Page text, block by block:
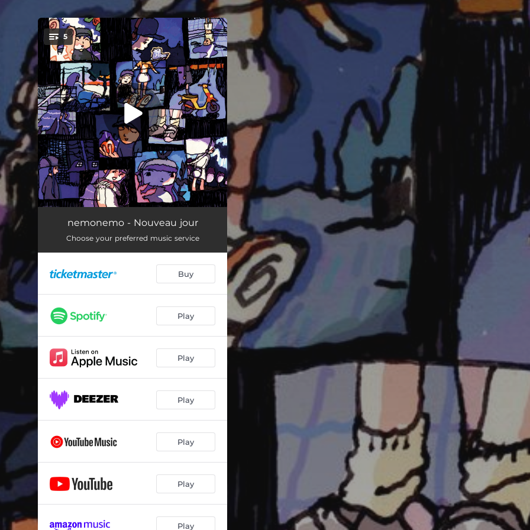
You're all set!
5
jeneregardequeleciel 03:10
Ce que j'y laisse 03:31
04:00
Nouveau jour 03:24
nemonemo - Nouveau jour
Choose your preferred music service
Buy
Play
Play
Play
Play
Play
Play